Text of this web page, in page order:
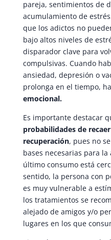
pareja, sentimientos de
acumulamiento de
que los adictos no
bajo altos niveles de
disparador clave para
compulsivas. Cuando
ansiedad, depresión o
prolonga en el tiempo,
emocional.
Es importante destacar
probabilidades de
recuperación, pues no
bases necesarias para
último consumo está
sentido, la persona con
es muy vulnerable a
los tratamientos se
alejado de amigos y/o
lugares en los que